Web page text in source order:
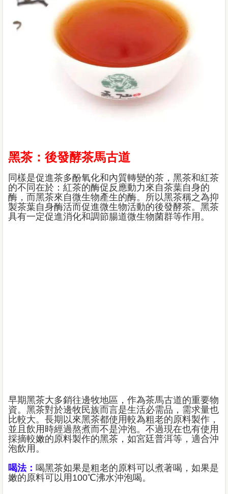
黑茶：後發酵茶馬古道
同樣是促進茶多酚氧化和內質轉變的茶，黑茶和紅茶
的不同在於：紅茶的酶促反應動力來自茶葉自身的
酶，而黑茶來自微生物產生的酶。所以黑茶稱之為抑
製茶葉自身酶活而促進微生物活動的後發酵茶。黑茶
具有一定促進消化和調節腸道微生物菌群等作用。
早期黑茶大多銷往邊牧地區，作為茶馬古道的重要物
資。黑茶對於邊牧民族而言是生活必需品，需求量也
比較大。長期以來黑茶都使用較為粗老的原料製作，
並且飲用時經過熬煮而不是沖泡。不過現在也有使用
採摘較嫩的原料製作的黑茶，如宮廷普洱等，適合沖
泡飲用。
喝法： 喝黑茶如果是粗老的原料可以煮著喝，如果是
嫩的原料可以用100℃沸水沖泡喝。